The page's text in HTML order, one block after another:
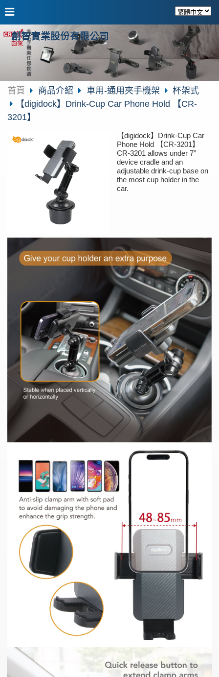
創智實業股份有限公司
首頁 商品介紹 車用-通用夾手機架
杯架式
【digidock】Drink-Cup Car Phone Hold 【CR-
3201】
【digidock】Drink-Cup Car
Phone Hold 【CR-3201】
CR-3201 allows under 7”
device cradle and an
adjustable drink-cup base on
the most cup holder in the
car.